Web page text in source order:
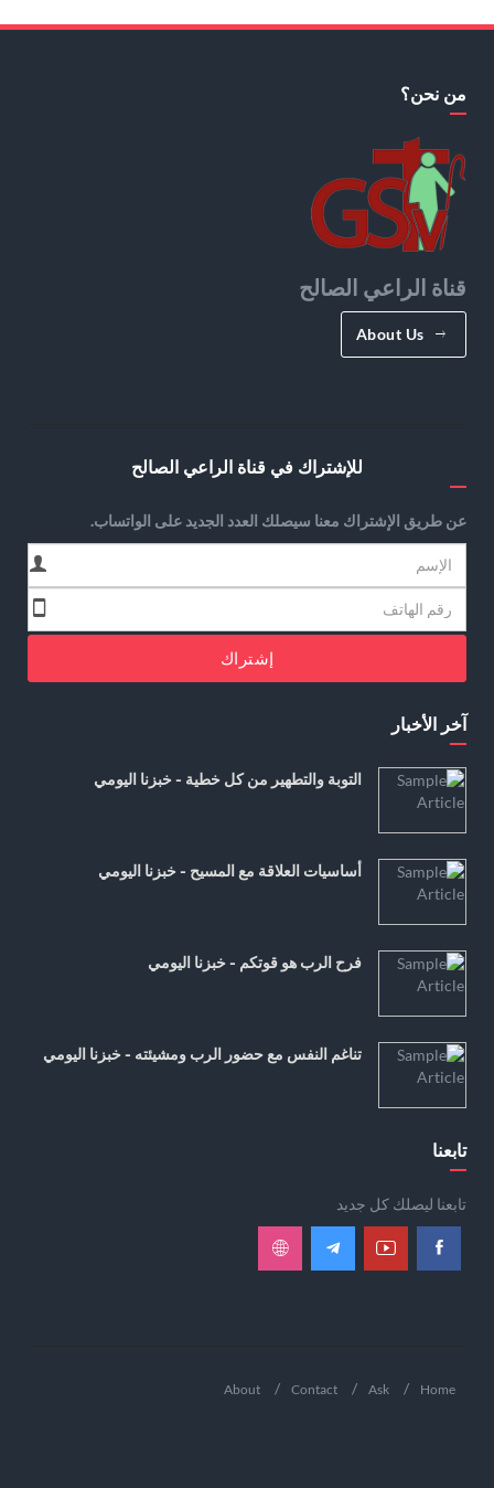
من نحن؟
قناة الراعي الصالح
About Us
للإشتراك في قناة الراعي الصالح
عن طريق الإشتراك معنا سيصلك العدد الجديد على الواتساب.
إشتراك
آخر الأخبار
التوبة والتطهير من كل خطية - خبزنا اليومي
أساسيات العلاقة مع المسيح - خبزنا اليومي
فرح الرب هو قوتكم - خبزنا اليومي
تناغم النفس مع حضور الرب ومشيئته - خبزنا اليومي
تابعنا
تابعنا ليصلك كل جديد
Home
Ask
Contact
About